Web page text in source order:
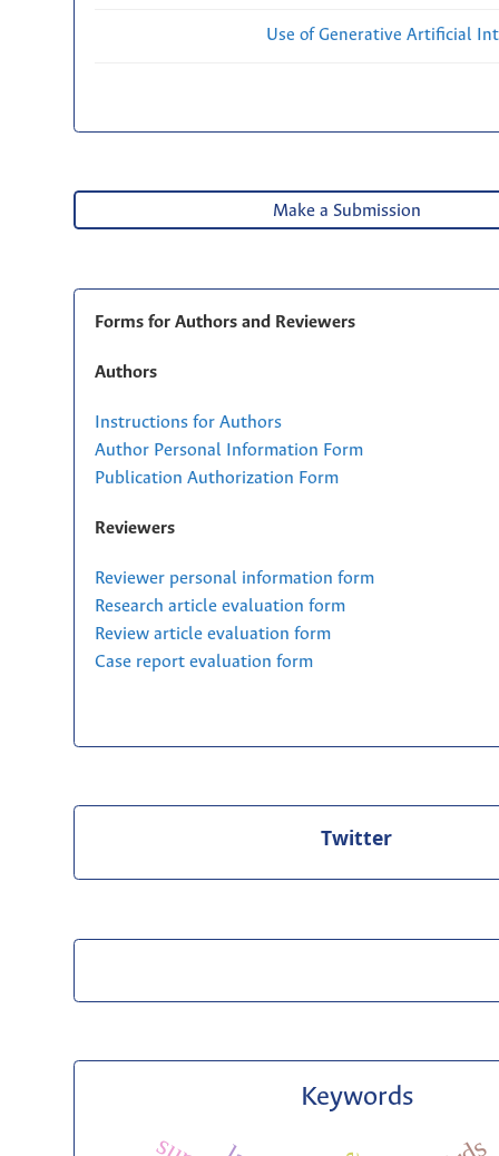
Use of Generative Artificial
Make a Submission
Forms for Authors and Reviewers
Authors
Instructions for Authors
Author Personal Information Form
Publication Authorization Form
Reviewers
Reviewer personal information form
Research article evaluation form
Review article evaluation form
Case report evaluation form
Twitter
Keywords